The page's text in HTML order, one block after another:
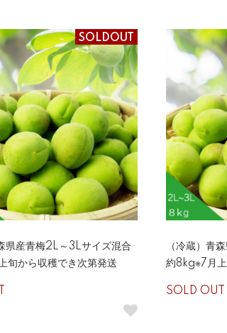
SOLDOUT
県産青梅2L～3Lサイズ混合
旬から収穫でき次第発送
（冷蔵）青
約8kg※7月
SOLD OUT